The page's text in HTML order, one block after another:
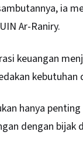
ia
Ar-Raniry.
keuangan
hanya
dengan bijak